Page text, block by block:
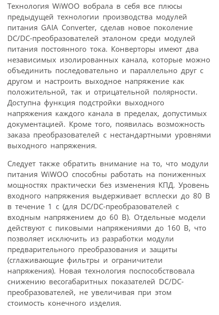
Технология WiWOO вобрала в себя все плюсы
предыдущей технологии производства модулей
питания GAIA Converter, сделав новое поколение
DC/DC-преобразователей эталоном среди модулей
питания постоянного тока. Конверторы имеют два
независимых изолированных канала, которые можно
объединить последовательно и параллельно друг с
другом и настроить выходное напряжение как
положительной, так и отрицательной полярности.
Доступна функция подстройки выходного
напряжения каждого канала в пределах, допустимых
документацией. Кроме того, появилась возможность
заказа преобразователей с нестандартными уровнями
выходного напряжения.
Следует также обратить внимание на то, что модули
питания WiWOO способны работать на пониженных
мощностях практически без изменения КПД. Уровень
входного напряжения выдерживает всплески до 80 В
в течение 1 с (для DC/DC-преобразователей с
входным напряжением до 60 В). Отдельные модели
действуют с пиковыми напряжениями до 160 В, что
позволяет исключить из разработки модули
предварительного преобразования и защиты
(сглаживающие фильтры и ограничители
напряжения). Новая технология поспособствовала
снижению весогабаритных показателей DC/DC-
преобразователей, не увеличивая при этом
стоимость конечного изделия.